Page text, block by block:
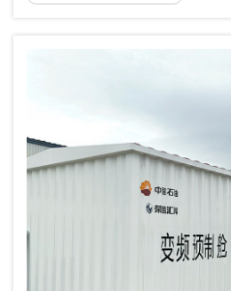
mengandalkan sulfur